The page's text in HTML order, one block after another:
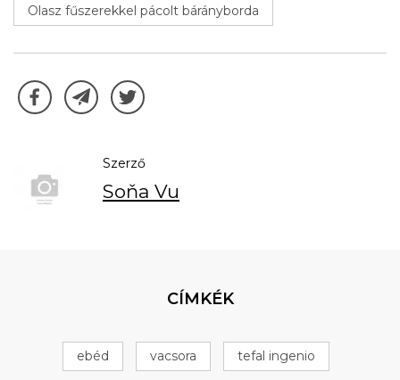
Olasz fűszerekkel pácolt bárányborda
Szerző
Soňa Vu
CÍMKÉK
ebéd vacsora tefal ingenio